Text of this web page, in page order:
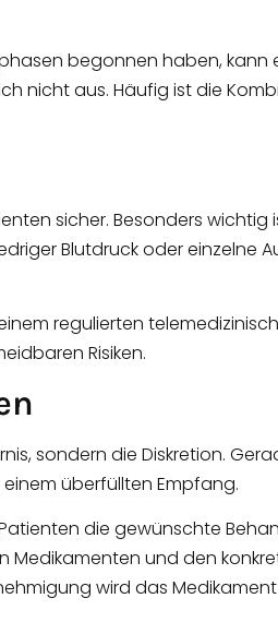
begonnen haben,
nicht aus. Häufig ist die
sicher. Besonders wichtig
Blutdruck oder einzelne
regulierten
Risiken.
sondern die Diskretion.
überfüllten Empfang.
die gewünschte
und den
wird das